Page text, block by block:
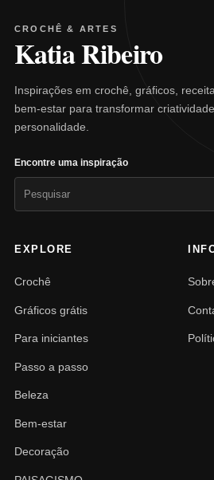
CROCHÊ & ARTES
Katia Ribeiro
Inspirações em crochê, gráficos,
bem-estar para transformar
personalidade.
Encontre uma inspiração
EXPLORE
Crochê
Gráficos grátis
Para iniciantes
Passo a passo
Beleza
Bem-estar
Decoração